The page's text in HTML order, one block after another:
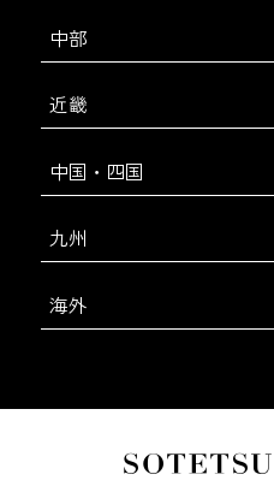
中部
近畿
中国・四国
九州
海外